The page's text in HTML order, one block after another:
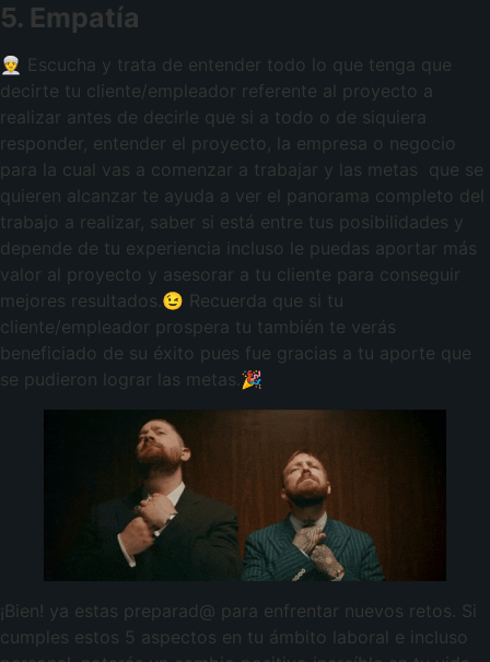
5. Empatía
👳 Escucha y trata de entender todo lo que tenga que
decirte tu cliente/empleador referente al proyecto a
realizar antes de decirle que si a todo o de siquiera
responder, entender el proyecto, la empresa o negocio
para la cual vas a comenzar a trabajar y las metas que se
quieren alcanzar te ayuda a ver el panorama completo del
trabajo a realizar, saber si está entre tus posibilidades y
depende de tu experiencia incluso le puedas aportar más
valor al proyecto y asesorar a tu cliente para conseguir
mejores resultados.😉 Recuerda que si tu
cliente/empleador prospera tu también te verás
beneficiado de su éxito pues fue gracias a tu aporte que
se pudieron lograr las metas.🎉
¡Bien! ya estas preparad@ para enfrentar nuevos retos. Si
cumples estos 5 aspectos en tu ámbito laboral e incluso